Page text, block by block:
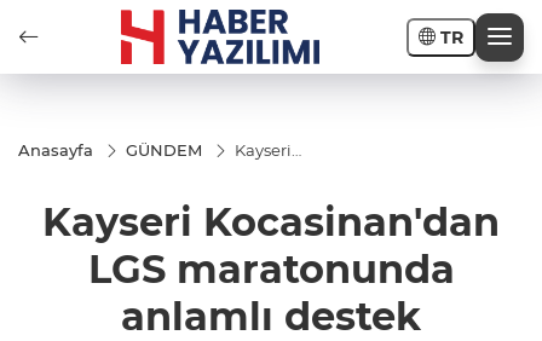
TR
Anasayfa GÜNDEM
Kayseri
maratonunda
anlamlı
Kayseri Kocasinan'dan
LGS maratonunda
anlamlı destek